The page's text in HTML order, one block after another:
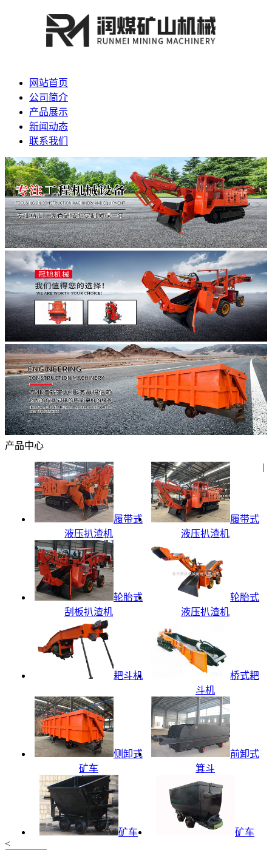
网站首页
公司简介
产品展示
新闻动态
联系我们
产品中心
履带式
液压扒渣机
履带式
液压扒渣机
轮胎式
刮板扒渣机
轮胎式
液压扒渣机
耙斗机
桥式耙
斗机
侧卸式
矿车
前卸式
箕斗
矿车 矿车
|
<